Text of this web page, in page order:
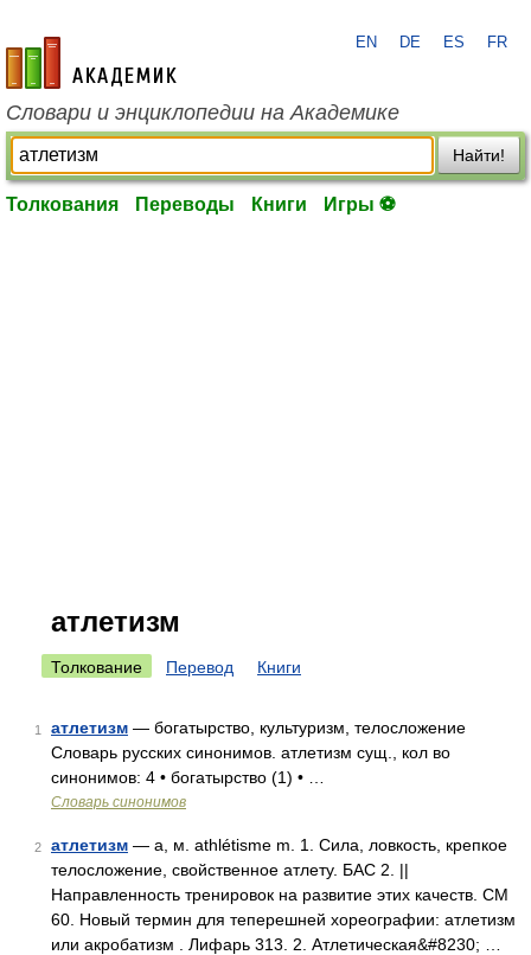
academic.ru
EN DE ES FR
Словари и энциклопедии на Академике
Найти!
Толкования Переводы Книги Игры ⚽
атлетизм
Толкование Перевод Книги
1 атлетизм — богатырство, культуризм, телосложение
Словарь русских синонимов. атлетизм сущ., кол во
синонимов: 4 • богатырство (1) • …
Словарь синонимов
2 атлетизм — а, м. athlétisme m. 1. Сила, ловкость, крепкое
телосложение, свойственное атлету. БАС 2. ||
Направленность тренировок на развитие этих качеств. СМ
60. Новый термин для теперешней хореографии: атлетизм
или акробатизм . Лифарь 313. 2. Атлетическая&#8230; …